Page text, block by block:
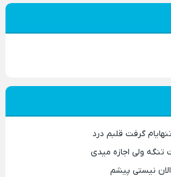
گرفت قلبم درد
تنگه ولی اجازه میدی
نیستی پیشم